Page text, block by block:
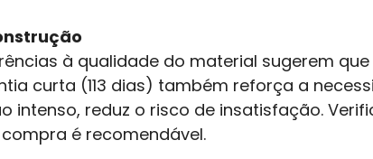
à qualidade do material sugerem
curta (113 dias) também reforça a
intenso, reduz o risco de insatisfação.
é recomendável.